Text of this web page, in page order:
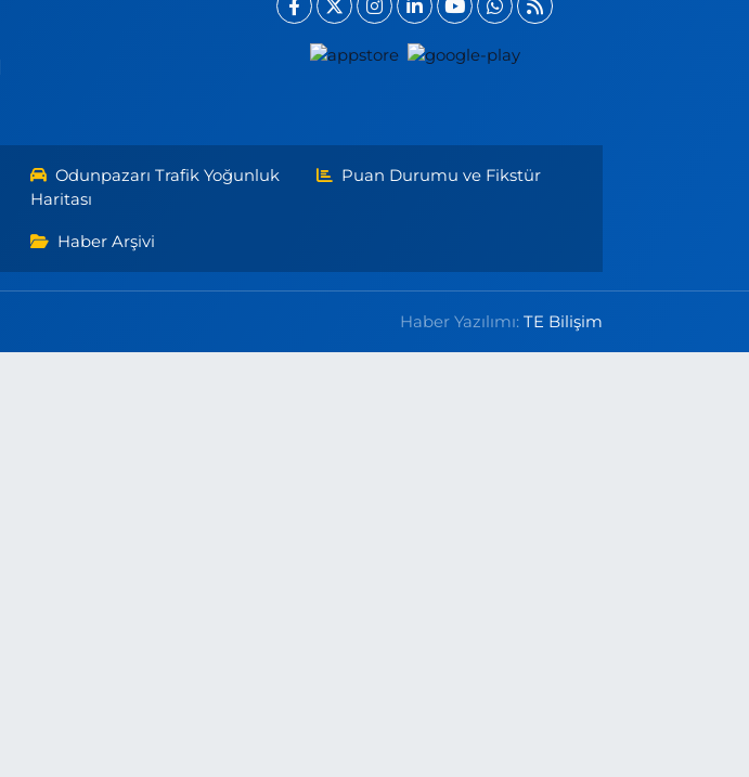
Odunpazarı Trafik Yoğunluk
Haritası
Puan Durumu ve Fikstür
Haber Arşivi
Haber Yazılımı:TE Bilişim